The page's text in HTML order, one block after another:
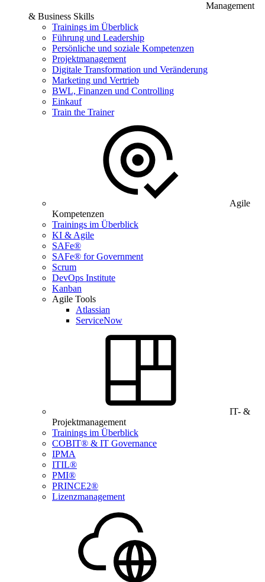
Management
& Business Skills
Trainings im Überblick
Führung und Leadership
Persönliche und soziale Kompetenzen
Projektmanagement
Digitale Transformation und Veränderung
Marketing und Vertrieb
BWL, Finanzen und Controlling
Einkauf
Train the Trainer
Agile
Kompetenzen
Trainings im Überblick
KI & Agile
SAFe®
SAFe® for Government
Scrum
DevOps Institute
Kanban
Agile Tools
Atlassian
ServiceNow
IT- &
Projektmanagement
Trainings im Überblick
COBIT® & IT Governance
IPMA
ITIL®
PMI®
PRINCE2®
Lizenzmanagement